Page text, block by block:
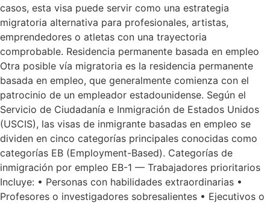
casos, esta visa puede servir como una estrategia
migratoria alternativa para profesionales, artistas,
emprendedores o atletas con una trayectoria
comprobable. Residencia permanente basada en empleo
Otra posible vía migratoria es la residencia permanente
basada en empleo, que generalmente comienza con el
patrocinio de un empleador estadounidense. Según el
Servicio de Ciudadanía e Inmigración de Estados Unidos
(USCIS), las visas de inmigrante basadas en empleo se
dividen en cinco categorías principales conocidas como
categorías EB (Employment-Based). Categorías de
inmigración por empleo EB-1 — Trabajadores prioritarios
Incluye: • Personas con habilidades extraordinarias •
Profesores o investigadores sobresalientes • Ejecutivos o